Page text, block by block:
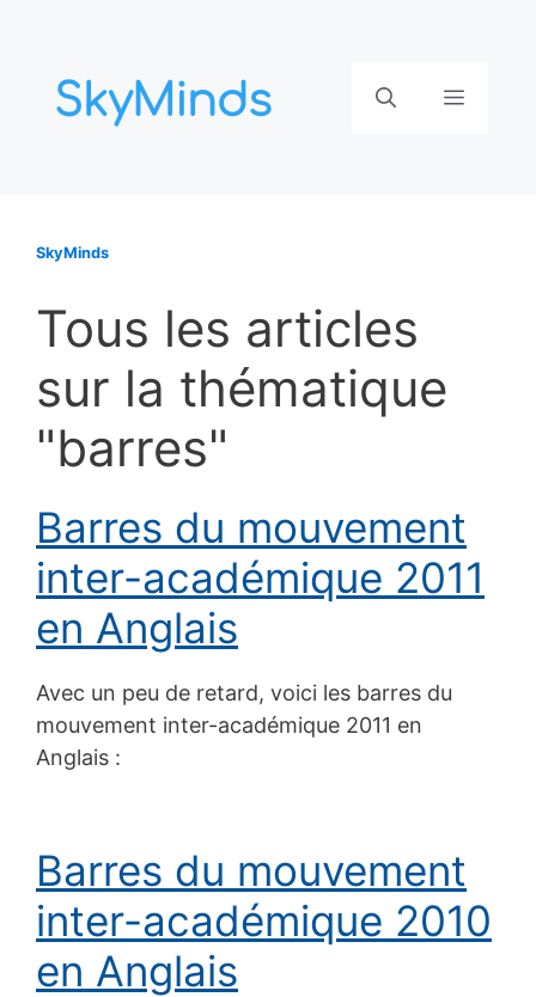
contenu
Menu
SkyMinds
Tous les articles
sur la thématique
"barres"
Barres du mouvement
inter-académique 2011
en Anglais
Avec un peu de retard, voici les barres du
mouvement inter-académique 2011 en
Anglais :
Barres du mouvement
inter-académique 2010
en Anglais